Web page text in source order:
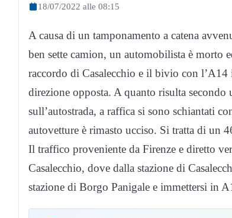
18/07/2022 alle 08:15
A causa di un tamponamento a catena
ben sette camion, un automobilista è morto
raccordo di Casalecchio e il bivio con
direzione opposta. A quanto risulta secondo
sull’autostrada, a raffica si sono schiantati
autovetture è rimasto ucciso. Si tratta di un
Il traffico proveniente da Firenze e diretto
Casalecchio, dove dalla stazione di
stazione di Borgo Panigale e immettersi in